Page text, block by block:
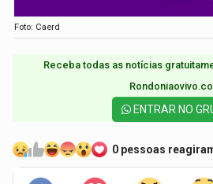
Foto: Caerd
Receba todas as notícias
ENTRAR NO
0 pessoas